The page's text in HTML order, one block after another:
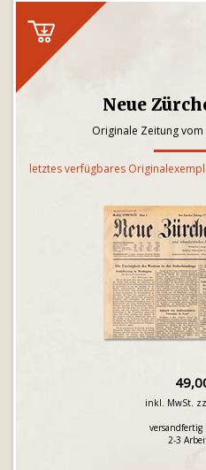
Neue
Originale Zeitung vom
letztes verfügbares
inkl. MwSt.
2-3